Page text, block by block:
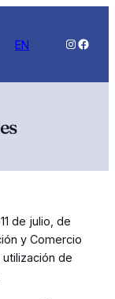
EN
de julio, de
y Comercio
de